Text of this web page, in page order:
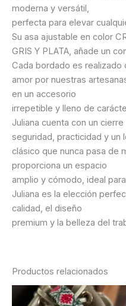
moderna y versátil,
perfecta para elevar
Su asa ajustable en color
GRIS Y PLATA, añade un
Cada bordado es realizado
amor por nuestras
en un accesorio
irrepetible y lleno de
Juliana cuenta con un
seguridad, practicidad y un
clásico que nunca pasa de
proporciona un espacio
amplio y cómodo, ideal
Juliana es la elección
calidad, el diseño
premium y la belleza del
Productos relacionados